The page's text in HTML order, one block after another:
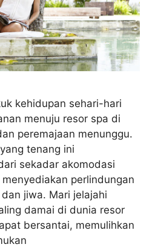
kehidupan sehari-hari
menuju resor spa di
peremajaan menunggu.
tenang ini
sekadar akomodasi
perlindungan
jiwa. Mari jelajahi
damai di dunia resor
bersantai, memulihkan